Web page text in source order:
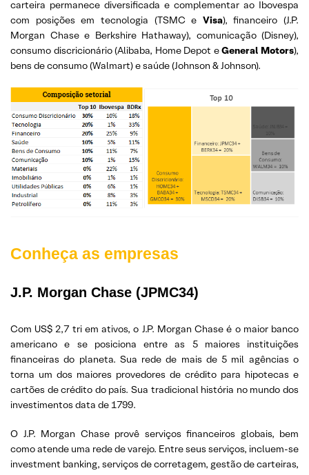
carteira permanece diversificada e complementar ao Ibovespa
com posições em tecnologia (TSMC e Visa), financeiro (J.P.
Morgan Chase e Berkshire Hathaway), comunicação (Disney),
consumo discricionário (Alibaba, Home Depot eGeneral Motors),
bens de consumo (Walmart) e saúde (Johnson & Johnson).
Conheça as empresas
J.P. Morgan Chase (JPMC34)
Com US$ 2,7 tri em ativos, o J.P. Morgan Chase é o maior banco
americano e se posiciona entre as 5 maiores instituições
financeiras do planeta. Sua rede de mais de 5 mil agências o
torna um dos maiores provedores de crédito para hipotecas e
cartões de crédito do país. Sua tradicional história no mundo dos
investimentos data de 1799.
O J.P. Morgan Chase provê serviços financeiros globais, bem
como atende uma rede de varejo. Entre seus serviços, incluem-se
investment banking, serviços de corretagem, gestão de carteiras,